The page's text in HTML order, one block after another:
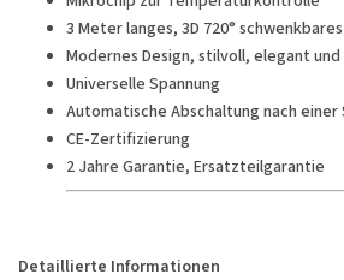
3 Meter langes, 3D 720°
Modernes Design, stilvoll, elegant
Universelle Spannung
Automatische Abschaltung nach einer
CE-Zertifizierung
2 Jahre Garantie, Ersatzteilgarantie
Detaillierte Informationen